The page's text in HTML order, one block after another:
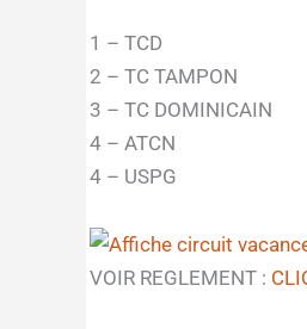
1 – TCD
2 – TC TAMPON
3 – TC DOMINICAIN
4 – ATCN
4 – USPG
VOIR REGLEMENT :